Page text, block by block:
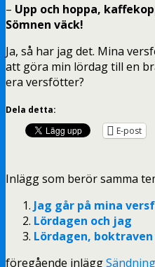
– Upp och hoppa,
Sömnen väck!
Ja, så har jag det. Mina
att göra min lördag till en
era versfötter?
Dela detta:
E-post
Inlägg som berör samma
Jag går på mina
Lördagen och jag
Lördagen, boktraven
föregående inlägg